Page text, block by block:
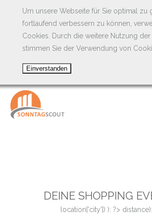
Um unsere Webseite für Sie optimal zu
fortlaufend verbessern zu können,
Cookies. Durch die weitere Nutzung
stimmen Sie der Verwendung von
DEINE SHOPPING
location['city']) ): ?>